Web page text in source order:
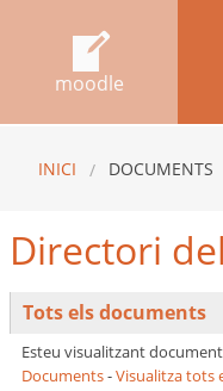
moodle
INICI DOCUMENTS
Directori
Tots els documents
Esteu visualitzant
Documents-Visualitza tots